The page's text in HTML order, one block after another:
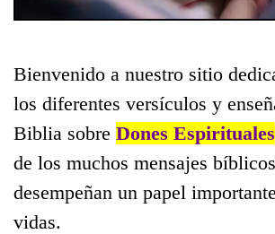
Bienvenido a nuestro sitio
los diferentes versículos y
Biblia sobre Dones Espirituales
de los muchos mensajes
desempeñan un papel
vidas.